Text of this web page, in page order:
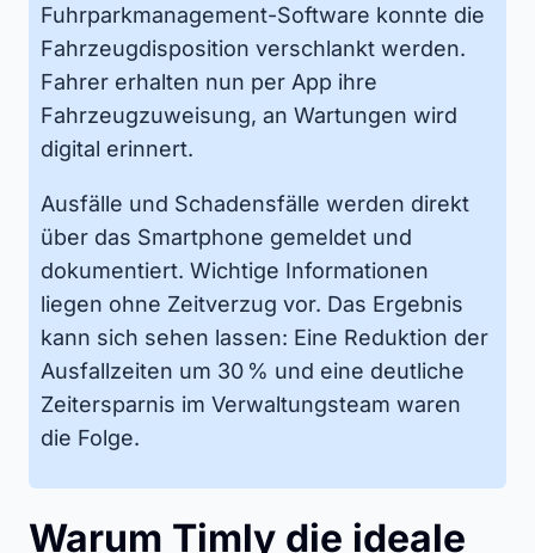
Fuhrparkmanagement-Software konnte die
Fahrzeugdisposition verschlankt werden.
Fahrer erhalten nun per App ihre
Fahrzeugzuweisung, an Wartungen wird
digital erinnert.
Ausfälle und Schadensfälle werden direkt
über das Smartphone gemeldet und
dokumentiert. Wichtige Informationen
liegen ohne Zeitverzug vor. Das Ergebnis
kann sich sehen lassen: Eine Reduktion der
Ausfallzeiten um 30 % und eine deutliche
Zeitersparnis im Verwaltungsteam waren
die Folge.
Warum Timly die ideale